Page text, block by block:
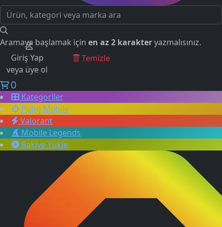
Aramaya başlamak için en az 2 karakteryazmalısınız.
GEÇMİŞ ARAMALAR
Temizle
Giriş Yap
veya üye ol
0
Kategoriler
Pubg Mobile
Valorant
Mobile Legends
Bakiye Yükle